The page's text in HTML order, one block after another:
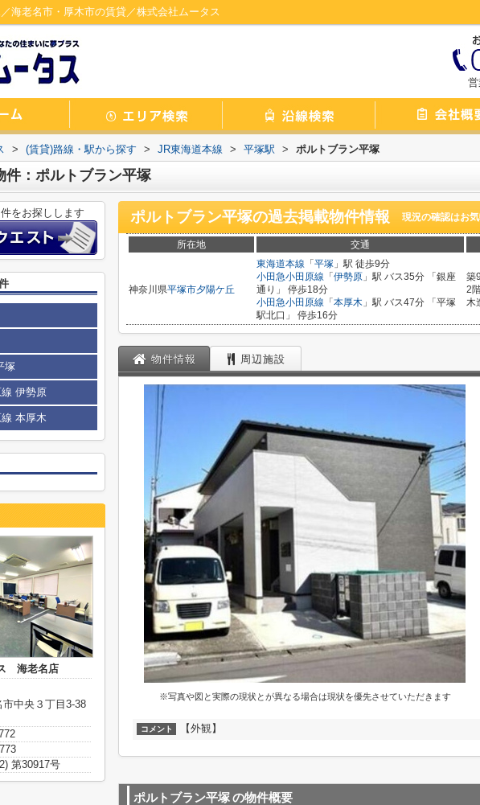
海老名市・厚木市の賃貸／株式会社ムータス
> (賃貸)路線・駅から探す > JR東海道本線 > 平塚駅 > ポルトブラン平塚
件：ポルトブラン平塚
ポルトブラン平塚の過去掲載物件情報 現況の確認はお
所在地 交通
神奈川県平塚市夕陽ケ丘
東海道本線 「 平塚 」駅 徒歩9分
小田急小田原線 「 伊勢原 」駅 バス35分 「銀座
通り」 停歩18分
小田急小田原線 「 本厚木 」駅 バス47分 「平塚
駅北口」 停歩16分
築
2
木
物件情報 周辺施設
※写真や図と実際の現状とが異なる場合は現状を優先させていただきます
コメント 【外観】
ポルトブラン平塚の物件概要
をお探しします
塚
伊勢原
本厚木
海老名店
中央３丁目3-38
第30917号